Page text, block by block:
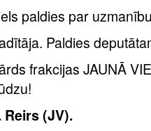
paldies par
Paldies
frakcijas JAUNĀ
Reirs (JV).